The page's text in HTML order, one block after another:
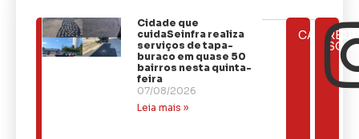
ÚLTIMAS
NOTÍCIAS
Cidade que
cuidaSeinfra realiza
serviços de tapa-
buraco em quase 50
bairros nesta quinta-
feira
07/08/2026
Leia mais »